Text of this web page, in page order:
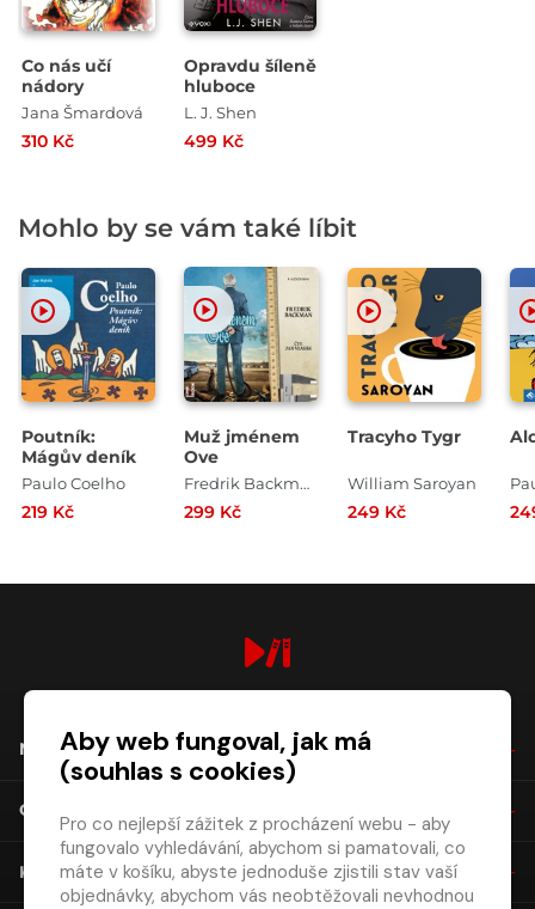
Co nás učí
nádory
Jana Šmardová
310 Kč
Opravdu šíleně
hluboce
L. J. Shen
499 Kč
Mohlo by se vám také líbit
Poutník:
Mágův deník
Paulo Coelho
219 Kč
Muž jménem
Ove
Fredrik Backman
299 Kč
Tracyho Tygr
William Saroyan
249 Kč
NÁKUP
O SPOLEČNOSTI
KONTAKT
Aby web fungoval, jak má
(souhlas s cookies)
Pro co nejlepší zážitek z procházení webu - aby
fungovalo vyhledávání, abychom si pamatovali, co
máte v košíku, abyste jednoduše zjistili stav vaší
objednávky, abychom vás neobtěžovali nevhodnou